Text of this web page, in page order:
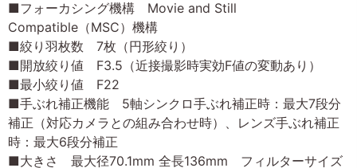
■フォーカシング機構 Movie and Still
Compatible（MSC）機構
■絞り羽枚数 7枚（円形絞り）
■開放絞り値 F3.5（近接撮影時実効F値の変動あり）
■最小絞り値 F22
■手ぶれ補正機能 5軸シンクロ手ぶれ補正時：最大7段分
補正（対応カメラとの組み合わせ時）、レンズ手ぶれ補正
時：最大6段分補正
■大きさ 最大径70.1mm 全長136mm フィルターサイズ